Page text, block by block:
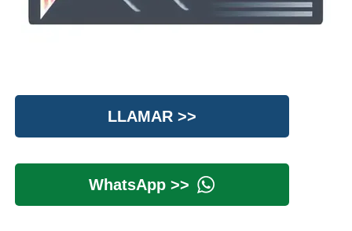
LLAMAR >>
WhatsApp >>